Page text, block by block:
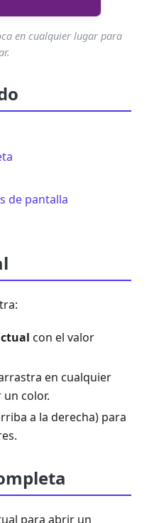
en cualquier lugar para
de pantalla
con el valor
en cualquier
color.
a la derecha) para
para abrir un